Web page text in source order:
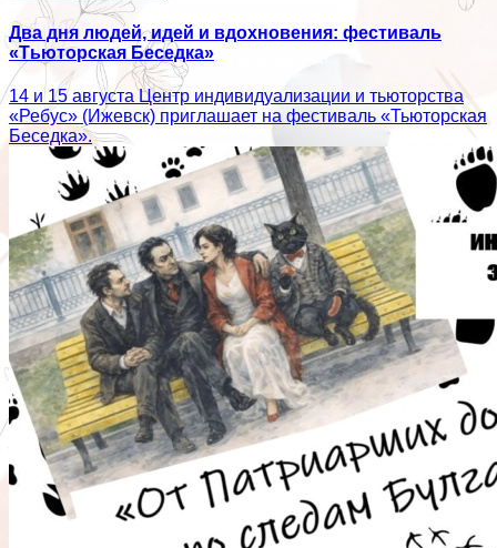
Два дня людей, идей и вдохновения: фестиваль
«Тьюторская Беседка»
14 и 15 августа Центр индивидуализации и тьюторства
«Ребус» (Ижевск) приглашает на фестиваль «Тьюторская
Беседка».